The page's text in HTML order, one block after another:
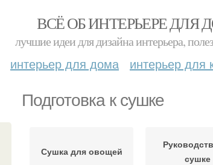
ВСЁ ОБ ИНТЕРЬЕРЕ ДЛЯ
лучшие идеи для дизайна интерьера,
интерьер для дома интерьер для
Подготовка к сушке
Сушка для овощей
сушке